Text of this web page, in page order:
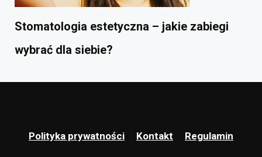
Stomatologia estetyczna – jakie zabiegi
wybrać dla siebie?
Polityka prywatności Kontakt Regulamin